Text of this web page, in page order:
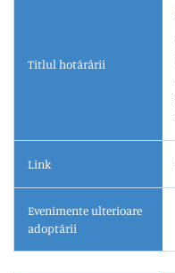
Titlul hotărârii
Link
Evenimente ulterioare
adoptării